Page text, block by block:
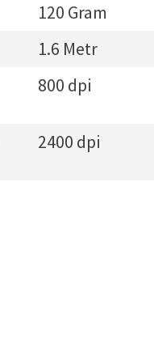
120 Gram
1.6 Metr
800 dpi
2400 dpi